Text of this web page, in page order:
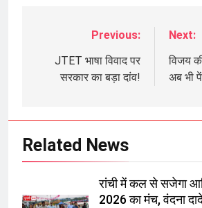
navigation
Previous:
JTET भाषा विवाद पर
सरकार का बड़ा दांव!
Next:
विजय
अब भी
Related News
रांची में कल से सजेगा
2026 का मंच, वंदना